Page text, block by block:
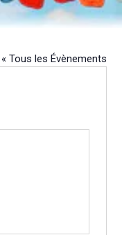
« Tous les Évènements